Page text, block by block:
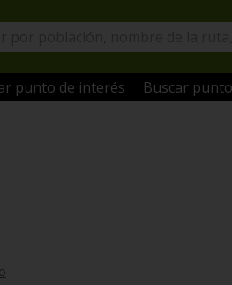
punto de interés Buscar